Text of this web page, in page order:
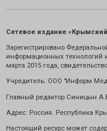
Сетевое издание «Крымский
Зарегистрировано
информационных технологий
марта 2015 года,
Учредитель: ООО "Информ
Главный редактор Синицын
Адрес: Россия. Республика
Настоящий ресурс может